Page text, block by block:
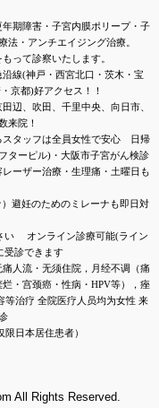
期障害・子宮内膜ポリープ・子
法・アンチエイジング治療。
って診察いたします。
沿線(神戸・西宮北口・茨木・宝
京都)好アクセス！！
辺、吹田、千里中央、向日市、
来院！
スタッフは全員女性で安心 日帰
ターピル)・大阪市子宮がん検診
レーザー治療・生理痛・土曜日も
避妊のためのミレーナも即日対
さい オンライン診療可能(ライン
受診できます
痛人流 ・无须住院，月经不调（痛
・宫颈癌・性病・HPV等），痤
等治疗 全院医疗人员均为女性 来
日本居住患者）
All Rights Reserved.